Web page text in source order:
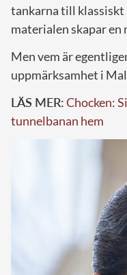
tankarna till klassiskt
materialen skapar en
Men vem är
uppmärksamhet i
LÄS MER:Chocken:
tunnelbanan hem